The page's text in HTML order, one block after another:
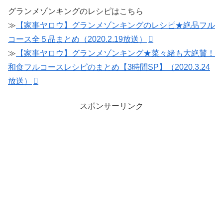
グランメゾンキングのレシピはこちら
≫ 【家事ヤロウ】グランメゾンキングのレシピ★絶品フル
コース全５品まとめ（2020.2.19放送）
≫ 【家事ヤロウ】グランメゾンキング★菜々緒も大絶賛！
和食フルコースレシピのまとめ【3時間SP】（2020.3.24
放送）
スポンサーリンク